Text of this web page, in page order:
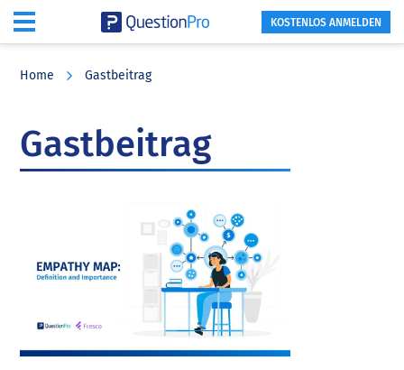
KOSTENLOS ANMELDEN
Home Gastbeitrag
Gastbeitrag